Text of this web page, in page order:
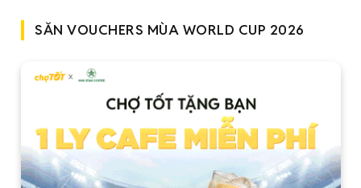
SĂN VOUCHERS MÙA WORLD CUP 2026